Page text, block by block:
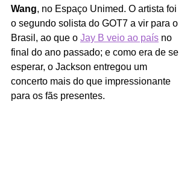
Wang, no Espaço Unimed. O artista foi
o segundo solista do GOT7 a vir para o
Brasil, ao que o Jay B veio ao país no
final do ano passado; e como era de se
esperar, o Jackson entregou um
concerto mais do que impressionante
para os fãs presentes.